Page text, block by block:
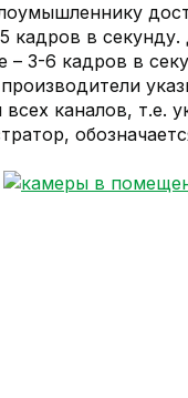
кадров в
– 3-6 кадров в
всех каналов, т.е.